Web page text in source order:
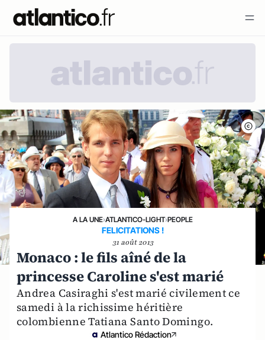
A LA UNE›ATLANTICO-LIGHT›PEOPLE
FELICITATIONS !
31 août 2013
Monaco : le fils aîné de la
princesse Caroline s'est marié
Andrea Casiraghi s'est marié civilement ce
samedi à la richissime héritière
colombienne Tatiana Santo Domingo.
Atlantico Rédaction